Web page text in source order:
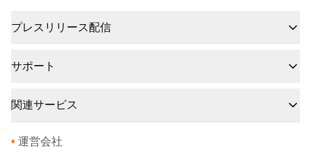
プレスリリース配信
サポート
関連サービス
• 運営会社